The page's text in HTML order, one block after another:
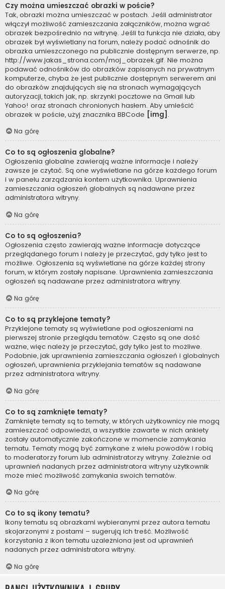
Czy można umieszczać obrazki w poście?
Tak, obrazki można umieszczać w postach. Jeśli administrator
włączył możliwość zamieszczania załączników, można wgrać
obrazek bezpośrednio na witrynę. Jeśli ta funkcja nie działa, aby
obrazek był wyświetlany na forum, należy podać odnośnik do
obrazka umieszczonego na publicznie dostępnym serwerze, np.
http://www.jakas_strona.com/moj_obrazek.gif. Nie można
podawać odnośników do obrazków zapisanych na prywatnym
komputerze, chyba że jest publicznie dostępnym serwerem ani
do obrazków znajdujących się na stronach wymagających
autoryzacji, takich jak, np. skrzynki pocztowe na Gmail lub
Yahoo! oraz stronach chronionych hasłem. Aby umieścić
obrazek w poście, użyj znacznika BBCode [img] .
Na górę
Co to są ogłoszenia globalne?
Ogłoszenia globalne zawierają ważne informacje i należy
zawsze je czytać. Są one wyświetlane na górze każdego forum
i w panelu zarządzania kontem użytkownika. Uprawnienia
zamieszczania ogłoszeń globalnych są nadawane przez
administratora witryny.
Na górę
Co to są ogłoszenia?
Ogłoszenia często zawierają ważne informacje dotyczące
przeglądanego forum i należy je przeczytać, gdy tylko jest to
możliwe. Ogłoszenia są wyświetlane na górze każdej strony
forum, w którym zostały napisane. Uprawnienia zamieszczania
ogłoszeń są nadawane przez administratora witryny.
Na górę
Co to są przyklejone tematy?
Przyklejone tematy są wyświetlane pod ogłoszeniami na
pierwszej stronie przeglądu tematów. Często są one dość
ważne, więc należy je przeczytać, gdy tylko jest to możliwe.
Podobnie, jak uprawnienia zamieszczania ogłoszeń i globalnych
ogłoszeń, uprawnienia przyklejania tematów są nadawane
przez administratora witryny.
Na górę
Co to są zamknięte tematy?
Zamknięte tematy są to tematy, w których użytkownicy nie mogą
zamieszczać odpowiedzi, a wszystkie zawarte w nich ankiety
zostały automatycznie zakończone w momencie zamykania
tematu. Tematy mogą być zamykane z wielu powodów i robią
to moderatorzy forum lub administratorzy witryny. Zależnie od
uprawnień nadanych przez administratora witryny użytkownik
może mieć możliwość zamykania swoich tematów.
Na górę
Co to są ikony tematu?
Ikony tematu są obrazkami wybieranymi przez autora tematu
skojarzonymi z postami – sugerują ich treść. Możliwość
korzystania z ikon tematu uzależniona jest od uprawnień
nadanych przez administratora witryny.
Na górę